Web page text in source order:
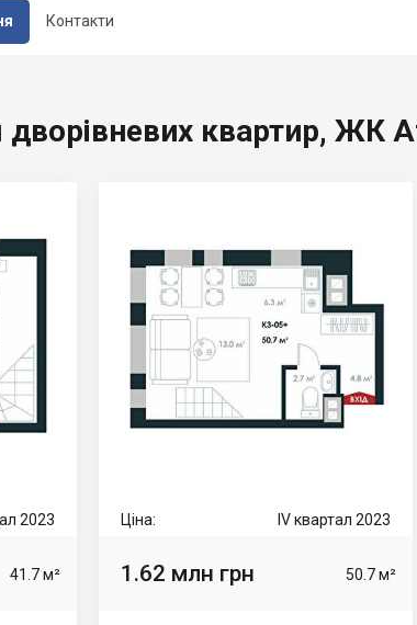
Контакти
дворівневих квартир, ЖК
2023
41.7 м²
Ціна: IV квартал 2023
1.62 млн грн 50.7 м²